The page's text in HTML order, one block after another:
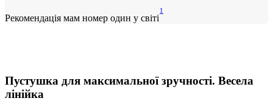
Рекомендація мам номер один у світі
1
Пустушка для максимальної зручності. Весела
лінійка